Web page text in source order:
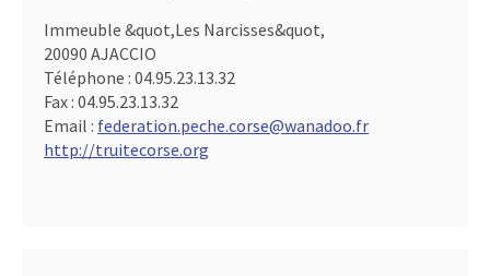
Immeuble &quot,Les Narcisses&quot,
20090 AJACCIO
Téléphone : 04.95.23.13.32
Fax : 04.95.23.13.32
Email : federation.peche.corse@wanadoo.fr
http://truitecorse.org